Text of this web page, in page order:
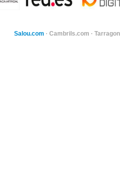
Salou.com · Cambrils.com ·